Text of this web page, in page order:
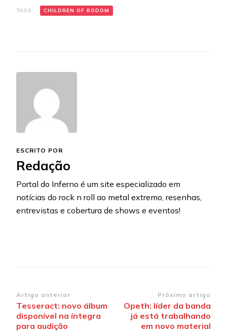
TAGS: CHILDREN OF BODOM
ESCRITO POR
Redação
Portal do Inferno é um site especializado em
notícias do rock n roll ao metal extremo, resenhas,
entrevistas e cobertura de shows e eventos!
Navegação
de
post
Artigo anterior
Tesseract: novo álbum
disponível na íntegra
para audição
Próximo artigo
Opeth: líder da banda
já está trabalhando
em novo material